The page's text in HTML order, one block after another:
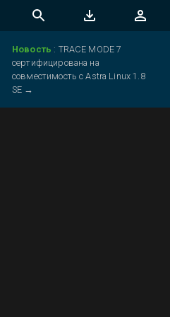
Новость : TRACE MODE 7
сертифицирована на
совместимость с Astra Linux 1.8
SE →